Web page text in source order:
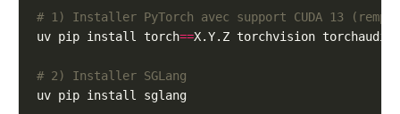
# 1) Installer PyTorch avec support CUDA 13
uv pip install torch==
# 2) Installer SGLang